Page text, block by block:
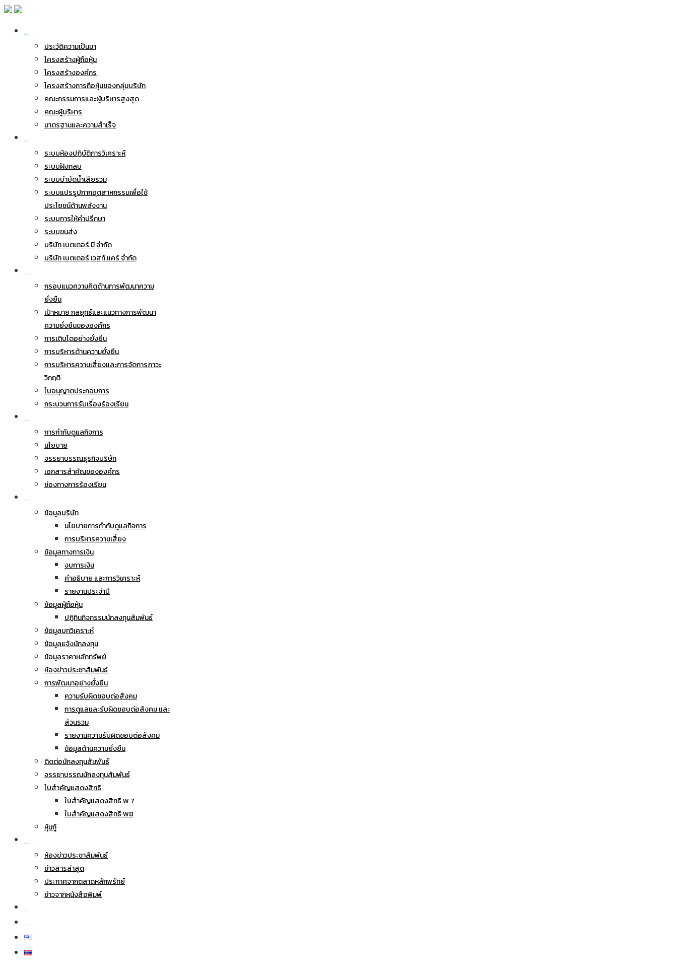
ประวัติความเป็นมา
โครงสร้างผู้ถือหุ้น
โครงสร้างองค์กร
โครงสร้างการถือหุ้นของกลุ่มบริษัท
คณะกรรมการและผู้บริหารสูงสุด
คณะผู้บริหาร
มาตรฐานและความสำเร็จ
ระบบห้องปฏิบัติการวิเคราะห์
ระบบฝังกลบ
ระบบบำบัดน้ำเสียรวม
ระบบแปรรูปกากอุตสาหกรรมเพื่อใช้
ประโยชน์ด้านพลังงาน
ระบบการให้คำปรึกษา
ระบบขนส่ง
บริษัท เบตเตอร์ มี จำกัด
บริษัท เบตเตอร์ เวสท์ แคร์ จำกัด
กรอบแนวความคิดด้านการพัฒนาความ
ยั่งยืน
เป้าหมาย กลยุทธ์และแนวทางการพัฒนา
ความยั่งยืนขององค์กร
การเติบโตอย่างยั่งยืน
การบริหารด้านความยั่งยืน
การบริหารความเสี่ยงและการจัดการภาวะ
วิกฤติ
ใบอนุญาตประกอบการ
กระบวนการรับเรื่องร้องเรียน
การกำกับดูแลกิจการ
นโยบาย
จรรยาบรรณธุรกิจบริษัท
เอกสารสำคัญขององค์กร
ช่องทางการร้องเรียน
ข้อมูลบริษัท
นโยบายการกำกับดูแลกิจการ
การบริหารความเสี่ยง
ข้อมูลทางการเงิน
งบการเงิน
คำอธิบาย และการวิเคราะห์
รายงานประจำปี
ข้อมูลผู้ถือหุ้น
ปฏิทินกิจกรรมนักลงทุนสัมพันธ์
ข้อมูลบทวิเคราะห์
ข้อมูลแจ้งนักลงทุน
ข้อมูลราคาหลักทรัพย์
ห้องข่าวประชาสัมพันธ์
การพัฒนาอย่างยั่งยืน
ความรับผิดชอบต่อสังคม
การดูแลและรับผิดชอบต่อสังคม และ
ส่วนรวม
รายงานความรับผิดชอบต่อสังคม
ข้อมูลด้านความยั่งยืน
ติดต่อนักลงทุนสัมพันธ์
จรรยาบรรณนักลงทุนสัมพันธ์
ใบสำคัญแสดงสิทธิ
ใบสำคัญแสดงสิทธิ W 7
ใบสำคัญแสดงสิทธิ W8
หุ้นกู้
ห้องข่าวประชาสัมพันธ์
ข่าวสารล่าสุด
ประกาศจากตลาดหลักพรัทย์
ข่าวจากหนังสือพิมพ์